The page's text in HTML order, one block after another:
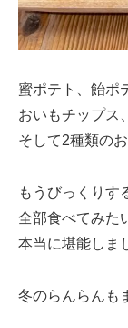
蜜ポテト、飴ポ
おいもチップス、
そして2種類の
もうびっくりす
全部食べてみた
本当に堪能しま
冬のらんらんも